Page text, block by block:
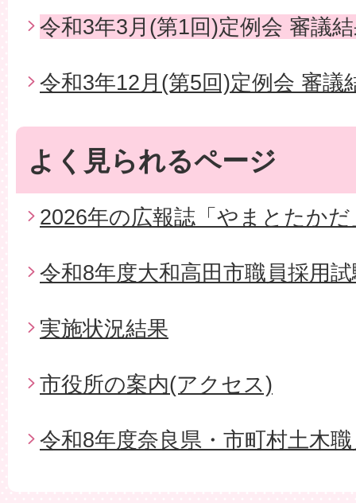
令和3年3月(第1回)定例会 審議
令和3年12月(第5回)定例会 審議
よく見られるページ
2026年の広報誌「やまとたかだ
令和8年度大和高田市職員採用
実施状況結果
市役所の案内(アクセス)
令和8年度奈良県・市町村土木